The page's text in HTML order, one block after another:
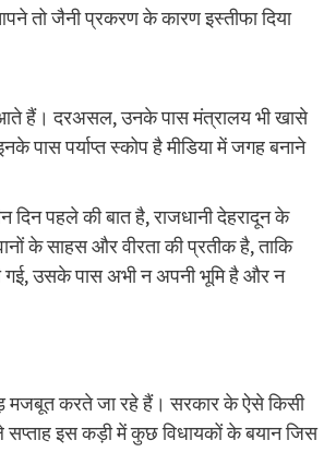
तो जैनी प्रकरण के कारण इस्तीफा दिया
आते हैं। दरअसल, उनके पास मंत्रालय भी खासे
पास पर्याप्त स्कोप है मीडिया में जगह बनाने
दिन पहले की बात है, राजधानी देहरादून के
के साहस और वीरता की प्रतीक है, ताकि
गई, उसके पास अभी न अपनी भूमि है और न
मजबूत करते जा रहे हैं। सरकार के ऐसे किसी
इस कड़ी में कुछ विधायकों के बयान जिस